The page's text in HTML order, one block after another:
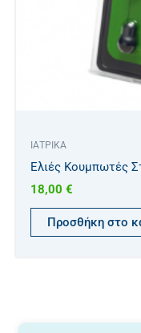
ΙΑΤΡΙΚΑ
Ελιές Κουμπωτές
18,00 €
Προσθήκη στο